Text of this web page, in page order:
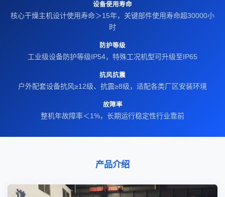
设备使用寿命
核心干燥主机设计使用寿命＞15年，关键部件使用寿命超30000小
时
防护等级
工业级设备防护等级IP54，特殊工况机型可升级至IP65
抗风抗震
户外配套设备抗风≥12级、抗震≥8级，适配各类厂区安装环境
故障率
整机年故障率＜1%，长期运行稳定性行业靠前
产品介绍